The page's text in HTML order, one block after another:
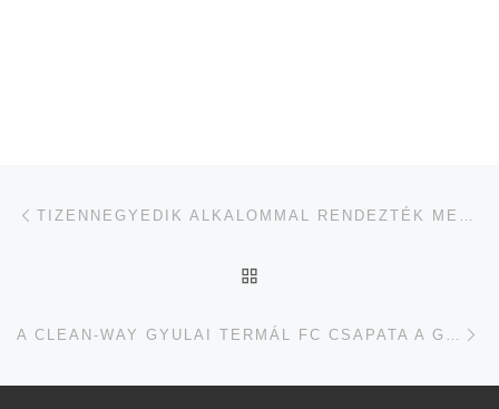
Navigálás a bejegyzések között